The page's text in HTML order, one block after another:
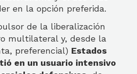
en la opción preferida.
de la liberalización
multilateral y, desde la
preferencial) Estados
en un usuario intensivo